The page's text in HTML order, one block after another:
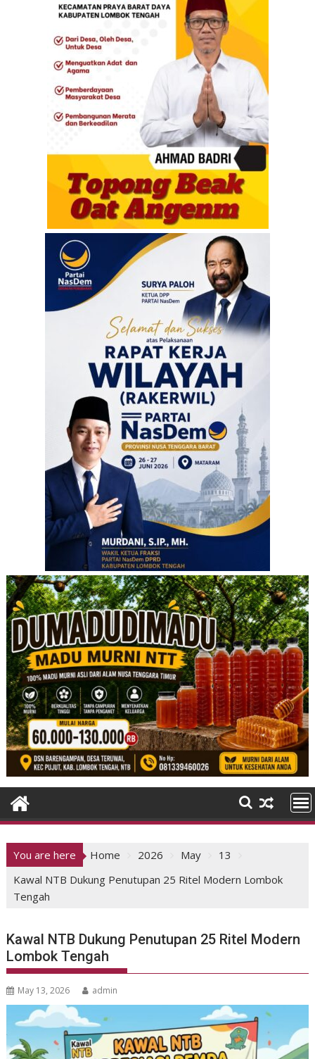
You are here Home 2026 May
13
Kawal NTB Dukung Penutupan 25 Ritel Modern Lombok
Tengah
Kawal NTB Dukung Penutupan 25 Ritel Modern
Lombok Tengah
May 13, 2026 admin